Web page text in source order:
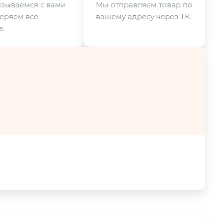
с вами
все
Мы отправляем товар по
вашему адресу через ТК.